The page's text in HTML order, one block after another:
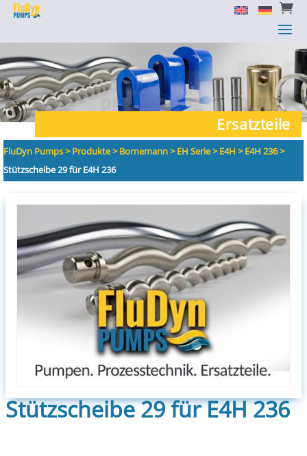

a

a
Ersatzteile
FluDyn Pumps>Produkte>Bornemann>EH Serie>E4H >E4H 236>
Stützscheibe 29 für E4H 236
Stützscheibe 29 für E4H 236